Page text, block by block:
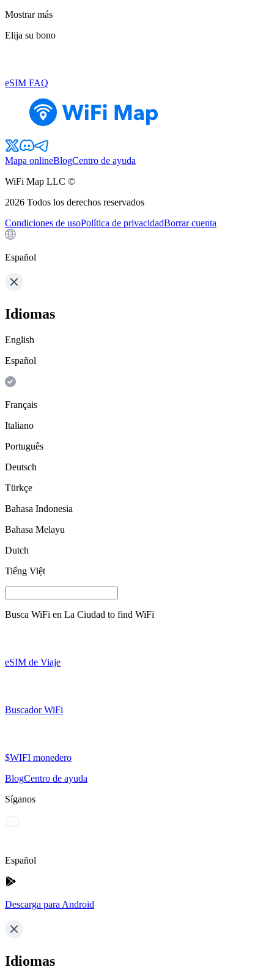
Mostrar más
Elija su bono
eSIM FAQ
Mapa onlineBlogCentro de ayuda
WiFi Map LLC ©
2026 Todos los derechos reservados
Condiciones de usoPolítica de privacidadBorrar cuenta
Español
Idiomas
English
Español
Français
Italiano
Português
Deutsch
Türkçe
Bahasa Indonesia
Bahasa Melayu
Dutch
Tiếng Việt
Busca WiFi en La Ciudad to find WiFi
eSIM de Viaje
Buscador WiFi
$WIFI monedero
BlogCentro de ayuda
Síganos
Español
Descarga para Android
Idiomas